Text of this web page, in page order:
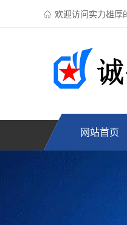
欢迎访问实力雄厚
网站首页